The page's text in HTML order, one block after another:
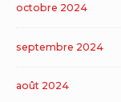
octobre 2024
septembre 2024
août 2024